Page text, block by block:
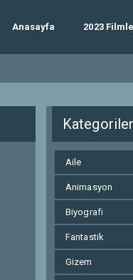
Anasayfa 2023
Kategoriler
Aile
Animasyon
Biyografi
Fantastik
Gizem